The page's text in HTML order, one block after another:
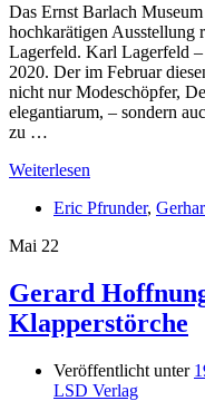
Das Ernst Barlach
hochkarätigen Ausstellung
Lagerfeld. Karl Lagerfeld
2020. Der im Februar
nicht nur Modeschöpfer,
elegantiarum, – sondern
zu …
Weiterlesen
Eric Pfrunder,
Mai 22
Gerard
Klapperstörche
Veröffentlicht unter
LSD Verlag